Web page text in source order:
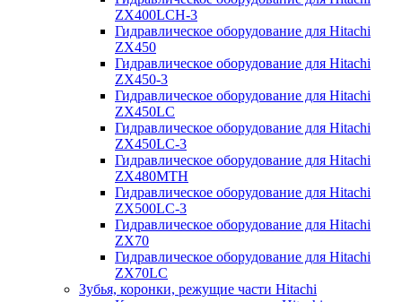
ZX400LCH-3
Гидравлическое оборудование для Hitachi
ZX450
Гидравлическое оборудование для Hitachi
ZX450-3
Гидравлическое оборудование для Hitachi
ZX450LC
Гидравлическое оборудование для Hitachi
ZX450LC-3
Гидравлическое оборудование для Hitachi
ZX480MTH
Гидравлическое оборудование для Hitachi
ZX500LC-3
Гидравлическое оборудование для Hitachi
ZX70
Гидравлическое оборудование для Hitachi
ZX70LC
Зубья, коронки, режущие части Hitachi